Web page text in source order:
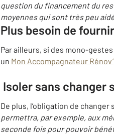
question du financement du
moyennes qui sont très peu
Plus besoin de
Par ailleurs, si des mono-
un Mon Accompagnateur Rénov’
Isoler sans changer
De plus, l’obligation de
permettra, par exemple, aux
seconde fois pour pouvoir